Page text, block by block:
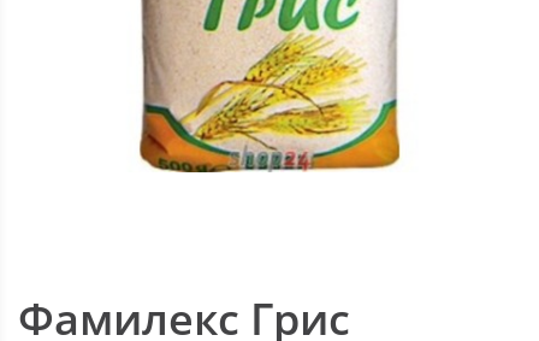
Фамилекс Грис